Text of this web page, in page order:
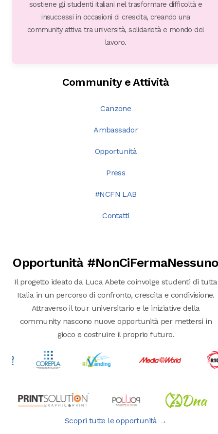
sostiene gli studenti italiani nel trasformare difficoltà e
insuccessi in occasioni di crescita, creando una
community attiva tra università, solidarietà e mondo del
lavoro.
Community e Attività
Canzone
Ambassador
Opportunità
Press
#NCFN LAB
Contatti
Opportunità
Il progetto ideato da Luca Abete coinvolge studenti di tutta
Italia in un percorso di confronto, crescita e condivisione.
Attraverso il tour universitario e le iniziative della
community nascono nuove opportunità per mettersi in
gioco e costruire il proprio futuro.
Scopri tutte le opportunità →